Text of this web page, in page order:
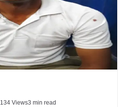
134 Views3 min read